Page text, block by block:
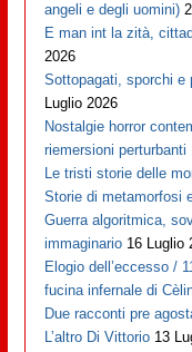
angeli e degli uomini)
E man int la zità,
2026
Sottopagati, sporchi
Luglio 2026
Nostalgie horror
riemersioni perturbanti
Le tristi storie delle
Storie di metamorfosi
Guerra algoritmica,
immaginario 16 Luglio
Elogio dell’eccesso /
fucina infernale di
Due racconti pre
L’altro Di Vittorio 13